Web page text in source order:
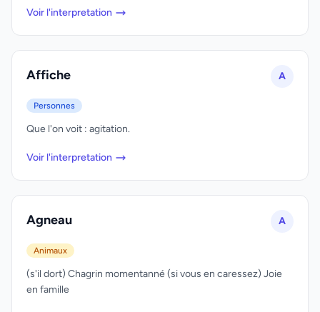
Voir l'interpretation
Affiche A
Personnes
Que l'on voit : agitation.
Voir l'interpretation
Agneau A
Animaux
(s'il dort) Chagrin momentanné (si vous en caressez) Joie
en famille